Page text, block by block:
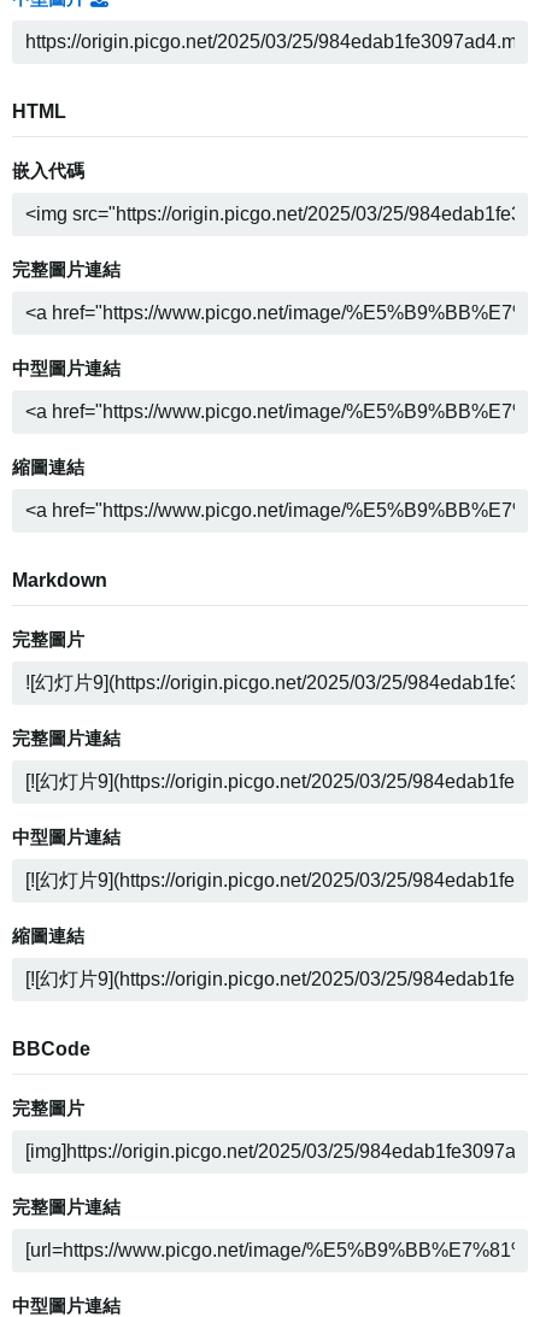
HTML
嵌入代碼
完整圖片連結
中型圖片連結
縮圖連結
Markdown
完整圖片
完整圖片連結
中型圖片連結
縮圖連結
BBCode
完整圖片
完整圖片連結
中型圖片連結